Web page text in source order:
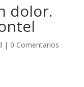
dolor.
| 0 Comentarios